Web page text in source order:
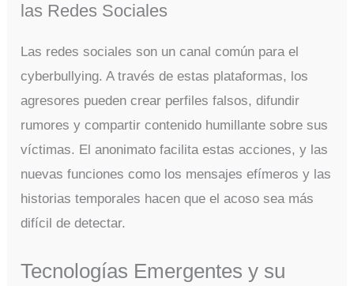
las Redes Sociales
Las redes sociales son un canal común para el
cyberbullying. A través de estas plataformas, los
agresores pueden crear perfiles falsos, difundir
rumores y compartir contenido humillante sobre sus
víctimas. El anonimato facilita estas acciones, y las
nuevas funciones como los mensajes efímeros y las
historias temporales hacen que el acoso sea más
difícil de detectar.
Tecnologías Emergentes y su